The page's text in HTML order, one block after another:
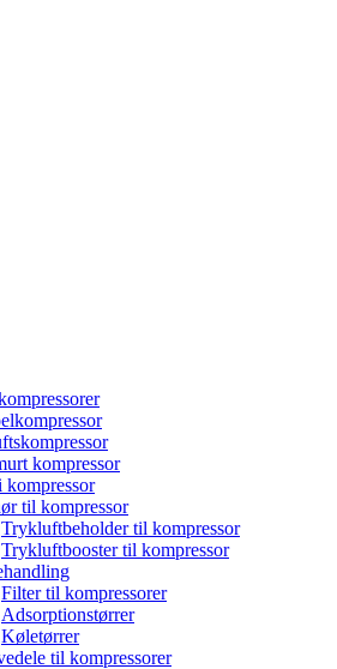
kompressor
til kompressor
Trykluftbeholder til kompressor
Trykluftbooster til kompressor
Filter til kompressorer
Adsorptionstørrer
Køletørrer
til kompressorer